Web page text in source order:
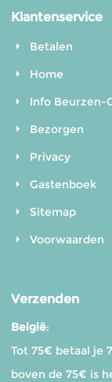
Klantenservice
Betalen
Home
Info Beurzen-
Bezorgen
Privacy
Gastenboek
Sitemap
Voorwaarden
Verzenden
België:
Tot 75€ betaal je
boven de 75€ is